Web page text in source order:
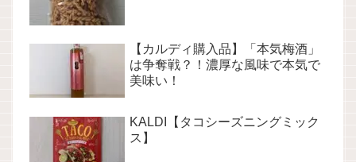
【カルディ購入品】「本気梅酒」
は争奪戦？！濃厚な風味で本気で
美味い！
KALDI【タコシーズニングミック
ス】